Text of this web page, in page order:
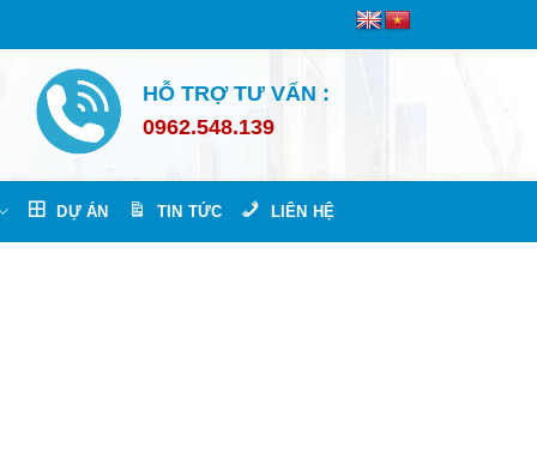
HỖ TRỢ TƯ VẤN :
0962.548.139
DỰ ÁN TIN TỨC LIÊN HỆ